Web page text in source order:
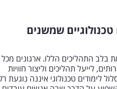
שמשנים
בלב התהליכים הללו. ארגונים מכל
לייעל תהליכים וליצור חוויות
לימודים טכנולוגי איננה נוגעת